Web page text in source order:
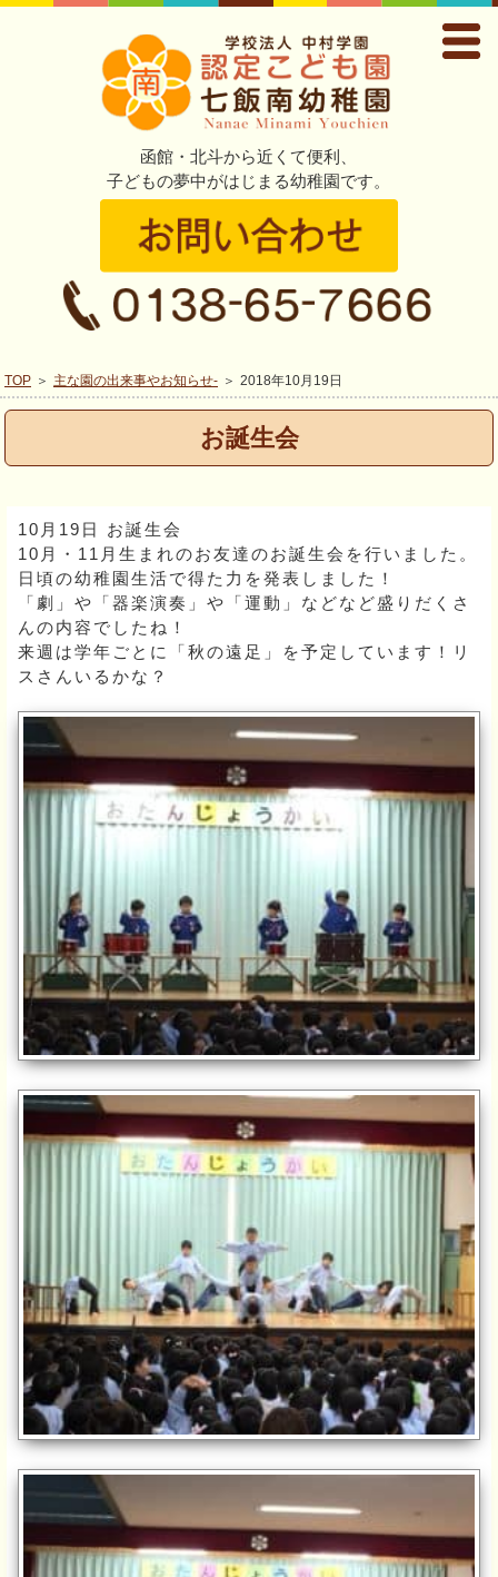
函館・北斗から近くて便利、
子どもの夢中がはじまる幼稚園です。
TOP 主な園の出来事やお知らせ- 2018年10月19日
お誕生会
10月19日 お誕生会
10月・11月生まれのお友達のお誕生会を行いました。
日頃の幼稚園生活で得た力を発表しました！
「劇」や「器楽演奏」や「運動」などなど盛りだくさ
んの内容でしたね！
来週は学年ごとに「秋の遠足」を予定しています！リ
スさんいるかな？